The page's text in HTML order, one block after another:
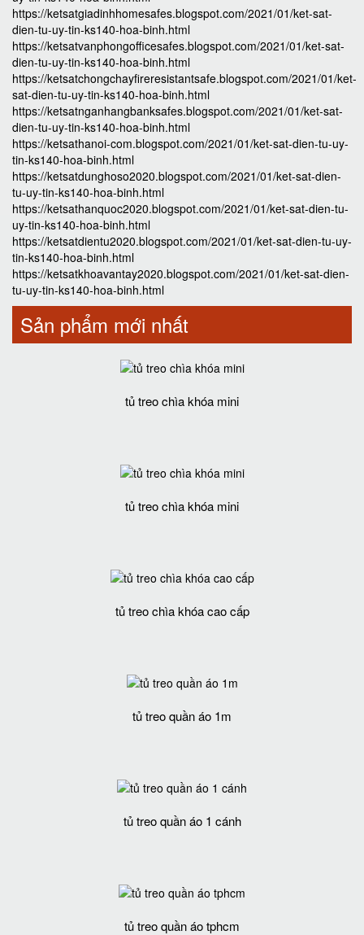
https://ketsatgiadinhhomesafes.blogspot.com/2021/01/ket-sat-
dien-tu-uy-tin-ks140-hoa-binh.html
https://ketsatvanphongofficesafes.blogspot.com/2021/01/ket-sat-
dien-tu-uy-tin-ks140-hoa-binh.html
https://ketsatchongchayfireresistantsafe.blogspot.com/2021/01/ket-
sat-dien-tu-uy-tin-ks140-hoa-binh.html
https://ketsatnganhangbanksafes.blogspot.com/2021/01/ket-sat-
dien-tu-uy-tin-ks140-hoa-binh.html
https://ketsathanoi-com.blogspot.com/2021/01/ket-sat-dien-tu-uy-
tin-ks140-hoa-binh.html
https://ketsatdunghoso2020.blogspot.com/2021/01/ket-sat-dien-
tu-uy-tin-ks140-hoa-binh.html
https://ketsathanquoc2020.blogspot.com/2021/01/ket-sat-dien-tu-
uy-tin-ks140-hoa-binh.html
https://ketsatdientu2020.blogspot.com/2021/01/ket-sat-dien-tu-uy-
tin-ks140-hoa-binh.html
https://ketsatkhoavantay2020.blogspot.com/2021/01/ket-sat-dien-
tu-uy-tin-ks140-hoa-binh.html
Sản phẩm mới nhất
tủ treo chìa khóa mini
tủ treo chìa khóa mini
tủ treo chìa khóa cao cấp
tủ treo quần áo 1m
tủ treo quần áo 1 cánh
tủ treo quần áo tphcm